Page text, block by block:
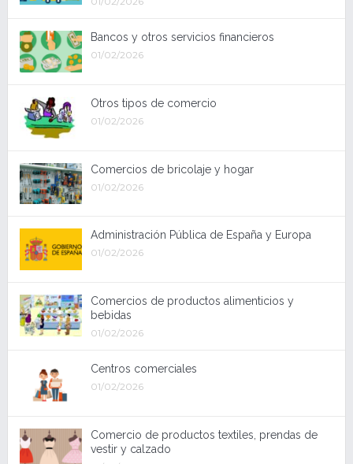
Bancos y otros servicios financieros
01/02/2026
Otros tipos de comercio
01/02/2026
Comercios de bricolaje y hogar
01/02/2026
Administración Pública de España y Europa
01/02/2026
Comercios de productos alimenticios y
bebidas
01/02/2026
Centros comerciales
01/02/2026
Comercio de productos textiles, prendas de
vestir y calzado